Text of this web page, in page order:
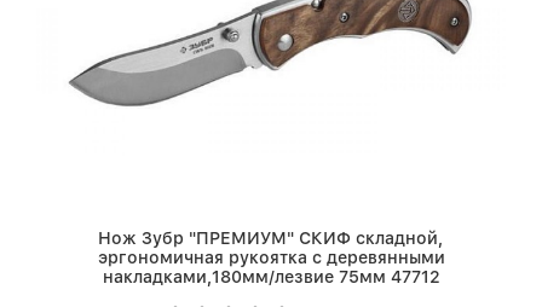
Нож Зубр "ПРЕМИУМ" СКИФ складной,
эргономичная рукоятка с деревянными
накладками,180мм/лезвие 75мм 47712